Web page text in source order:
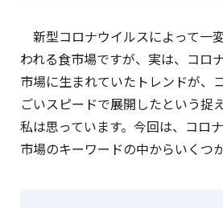
新型コロナウイルスによって一
われる食市場ですが、実は、コロ
市場に生まれていたトレンドが、
ごいスピードで展開したという捉
私は思っています。今回は、コロ
市場のキーワードの中からいくつ